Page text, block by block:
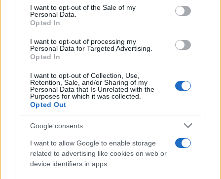
services and may gather and store information including but
not limited to your visit or usage behaviour. You may click to
grant or deny consent to Google and its third-party tags to
consent section.
I want to opt-out of the Sale of my
Personal Data.
Opted In
I want to opt-out of processing my
Personal Data for Targeted Advertising.
Opted In
I want to opt-out of Collection, Use,
Retention, Sale, and/or Sharing of my
Personal Data that Is Unrelated with the
Purposes for which it was collected.
Opted Out
Google consents
I want to allow Google to enable storage
related to advertising like cookies on web or
device identifiers in apps.